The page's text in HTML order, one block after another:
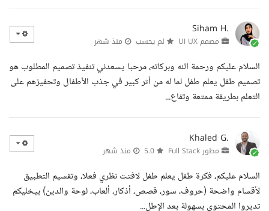
Siham H.
مصمم UI UX لم يحسب منذ شهر
السلام عليكم ورحمة الله وبركاته، مرحبا يسعدني تنفيذ تصميم المطلوب هو
تصميم طفل يعلم طفل لما له من أثر كبير في جذب الأطفال وتحفيزهم على
التعلم بطريقة ممتعة وتفاع...
Khaled G.
مطور Full Stack منذ شهر
السلام عليكم، فكرة طفل يعلم طفل لافتت نظري فعلا، وتقسيم التطبيق
لأقسام واضحة (حروف، سور، قصص، أذكار، ألعاب، لوحة والدين) بيخليكم
تديروا المحتوى بسهولة بعد الإطل...